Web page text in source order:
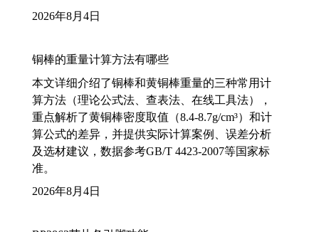
2026年8月4日
铜棒的重量计算方法有哪些
本文详细介绍了铜棒和黄铜棒重量的三种常用计
算方法（理论公式法、查表法、在线工具法），
重点解析了黄铜棒密度取值（8.4-8.7g/cm³）和计
算公式的差异，并提供实际计算案例、误差分析
及选材建议，数据参考GB/T 4423-2007等国家标
准。
2026年8月4日